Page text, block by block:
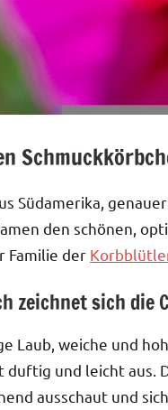
Südamerika,
den schönen,
Familie der
zeichnet sich die
Laub, weiche und
duftig und leicht aus.
ausschaut und